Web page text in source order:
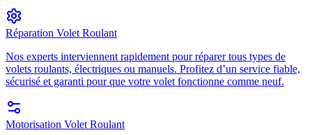
Réparation Volet Roulant
Nos experts interviennent rapidement pour réparer tous types de
volets roulants, électriques ou manuels. Profitez d’un service fiable,
sécurisé et garanti pour que votre volet fonctionne comme neuf.
Motorisation Volet Roulant